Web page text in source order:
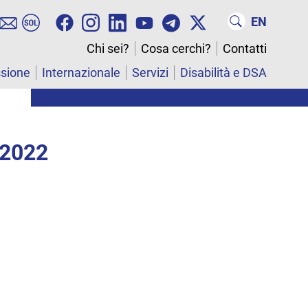
EN
Chi sei?
Cosa cerchi?
Contatti
Internazionale Servizi Disabilità e DSA